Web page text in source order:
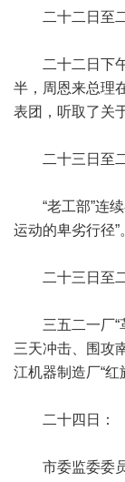
二十二日至二
二十二日下午
半，周恩来总理
表团，听取了关
二十三日至二
“老工部”连续
运动的卑劣行径”
二十三日至二
三五二一厂“革
三天冲击、围攻
江机器制造厂“红
二十四日：
市委监委委员